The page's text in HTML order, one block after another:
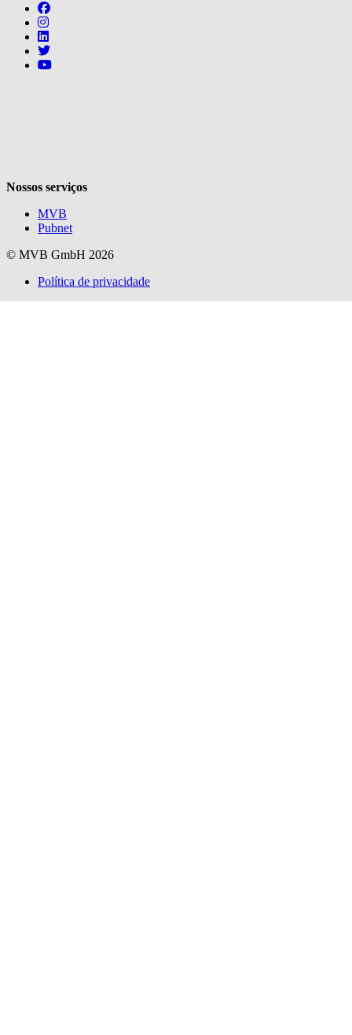
Follow us on https://www.facebook.com/mvbbooksbr
Follow us on https://www.instagram.com/mvbbooksbr
Follow us on https://www.linkedin.com/company/
Follow us on https://twitter.com/mvbbooksbr
Follow us on https://www.youtube.com/channel/UCq8-
Nossos serviços
MVB
Pubnet
© MVB GmbH 2026
Política de privacidade